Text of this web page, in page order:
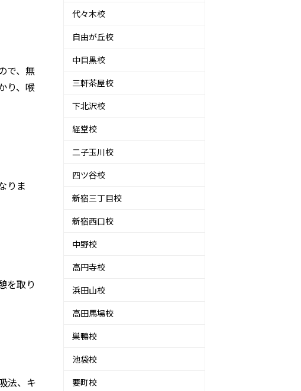
で、無
り、喉
りま
を取り
法、キ
代々木校
自由が丘校
中目黒校
三軒茶屋校
下北沢校
経堂校
二子玉川校
四ツ谷校
新宿三丁目校
新宿西口校
中野校
高円寺校
浜田山校
高田馬場校
巣鴨校
池袋校
要町校